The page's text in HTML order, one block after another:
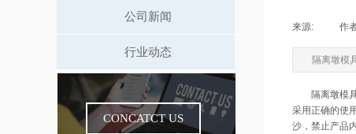
来源: 作
隔离墩模
隔离墩模
采用正确的使
沙，禁止产品
公司新闻
行业动态
CONCATCT US